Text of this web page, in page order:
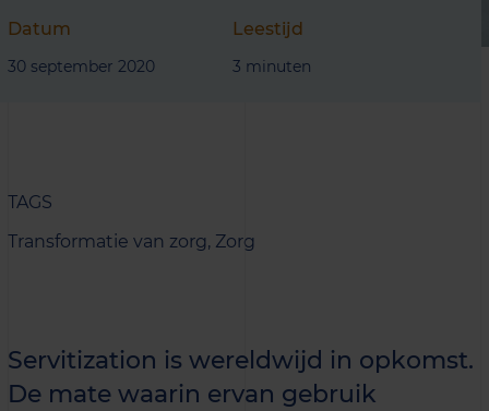
Datum
30 september 2020
Leestijd
3 minuten
TAGS
Transformatie van zorg, Zorg
Servitization is wereldwijd in opkomst.
De mate waarin ervan gebruik